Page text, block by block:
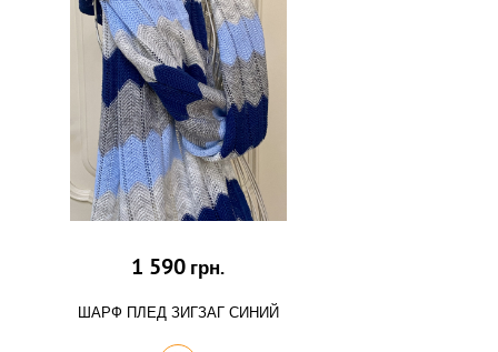
1 590 грн.
ШАРФ ПЛЕД ЗИГЗАГ СИНИЙ